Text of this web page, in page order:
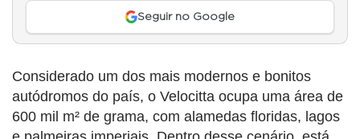
Seguir no Google
Considerado um dos mais modernos e bonitos
autódromos do país, o Velocitta ocupa uma área de
600 mil m² de grama, com alamedas floridas, lagos